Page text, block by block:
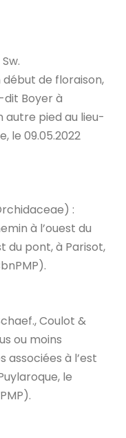
de floraison,
dit Boyer à
autre pied au lieu-
le 09.05.2022
:
à l’ouest du
du pont, à Parisot,
Coulot &
ou moins
associées à l’est
le